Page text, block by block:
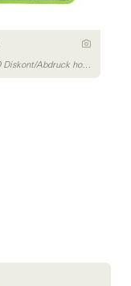
© PAGRO Diskont/Abdruck honorarfrei